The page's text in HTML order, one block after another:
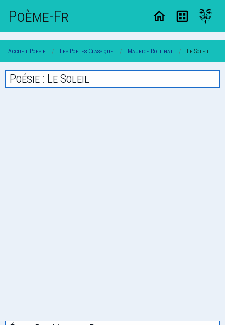
Poème-Fr
Accueil Poesie Les Poetes Classique Maurice Rollinat Le Soleil
Poésie : Le Soleil